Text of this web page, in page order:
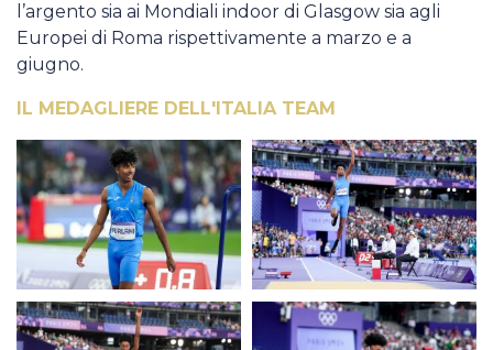
l’argento sia ai Mondiali indoor di Glasgow sia agli
Europei di Roma rispettivamente a marzo e a
giugno.
IL MEDAGLIERE DELL'ITALIA TEAM